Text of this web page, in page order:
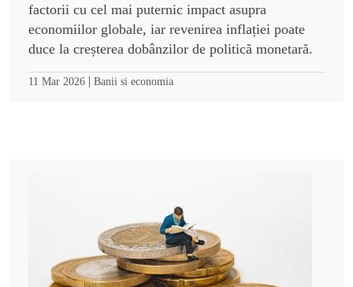
factorii cu cel mai puternic impact asupra
economiilor globale, iar revenirea inflației poate
duce la creșterea dobânzilor de politică monetară.
11 Mar 2026 | Banii si economia